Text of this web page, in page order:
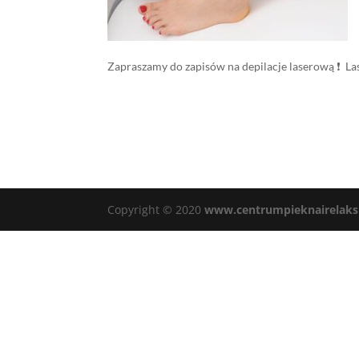
Zapraszamy do zapisów na depilacje laserową ❗️
Copyright © 2020